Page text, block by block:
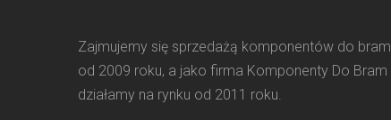
Zajmujemy się sprzedażą komponentów do bram
od 2009 roku, a jako firma Komponenty Do Bram
działamy na rynku od 2011 roku.